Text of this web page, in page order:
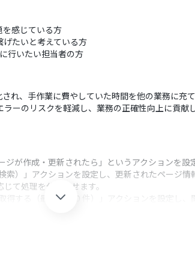
感じている方
たいと考えている方
行いたい担当者の方
れ、手作業に費やしていた時間を他の業務に充
ーのリスクを軽減し、業務の正確性向上に貢献
が作成・更新されたら」というアクションを設
）」アクションを設定し、更新されたページ情
て処理を分岐させます。
する（最大１００件）」アクションを設定し、